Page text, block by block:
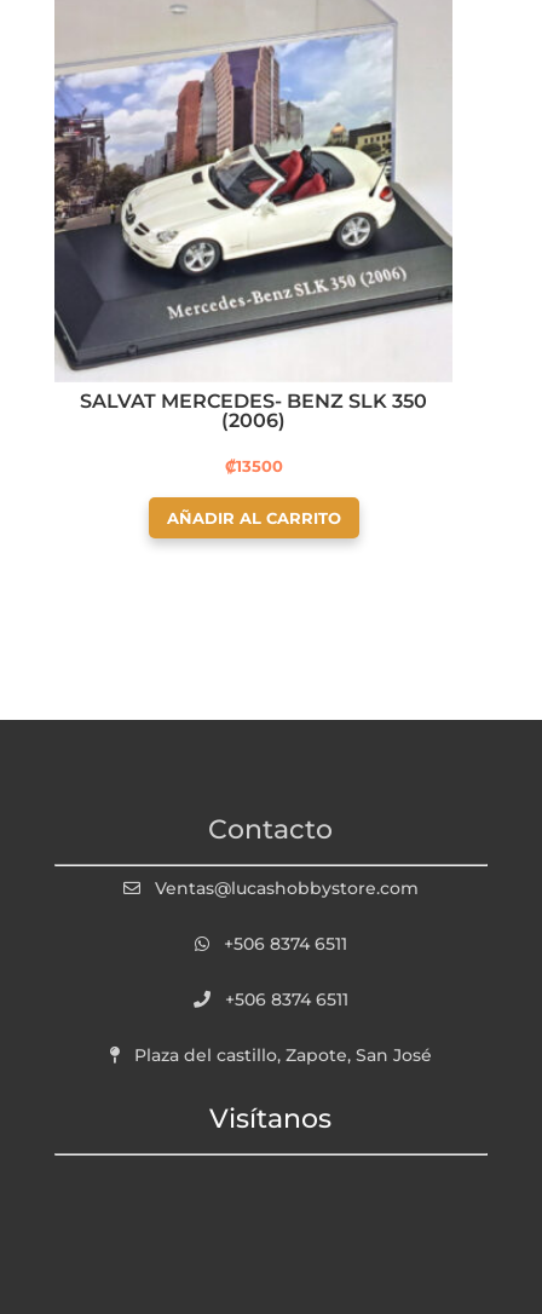
SALVAT MERCEDES- BENZ SLK 350
(2006)
₡13500
AÑADIR AL CARRITO
Contacto
Ventas@lucashobbystore.com
+506 8374 6511
+506 8374 6511
Plaza del castillo, Zapote, San José
Visítanos